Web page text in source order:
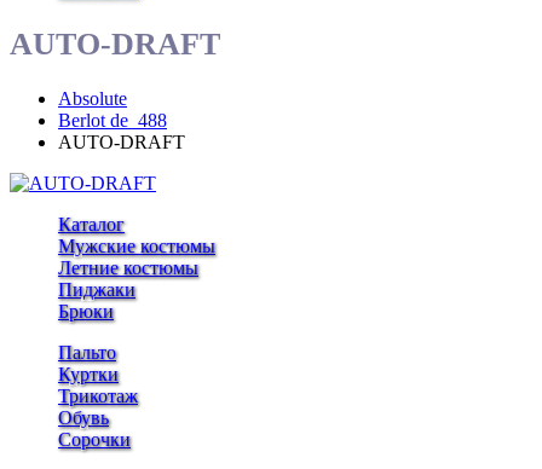
AUTO-DRAFT
Absolute
Berlot de_488
AUTO-DRAFT
Каталог
Мужские костюмы
Летние костюмы
Пиджаки
Брюки
Пальто
Куртки
Трикотаж
Обувь
Сорочки